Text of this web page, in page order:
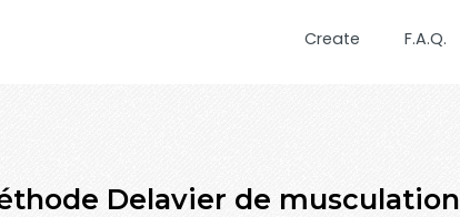
Create F.A.Q.
Delavier de musculation